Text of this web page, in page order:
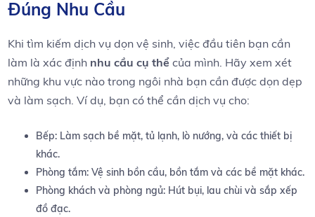
Đúng⁢ Nhu Cầu
Khi tìm kiếm dịch‌ vụ​ dọn vệ sinh, việc ‍đầu tiên⁢ bạn cần
làm‌ là xác định nhu cầu cụ thể của mình. Hãy xem xét
những khu vực nào trong ngôi nhà bạn cần được dọn‌ dẹp
và làm⁢ sạch. ⁣Ví ⁢dụ, bạn có thể ​cần ‍dịch vụ cho:
Bếp: Làm⁤ sạch⁤ bề mặt, tủ lạnh, lò nướng, và‍ các thiết bị
khác.
Phòng ⁢tắm: Vệ sinh ⁣bồn cầu, bồn tắm⁤ và các⁤ bề mặt khác.
Phòng khách và phòng⁢ ngủ: Hút‍ bụi, lau chùi ‍và ​sắp⁣ xếp
đồ đạc.